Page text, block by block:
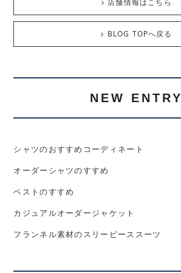
店舗情報はこちら
BLOG TOPへ戻る
NEW ENTRY
シャツのおすすめコーディネート
オーダーシャツのすすめ
ベストのすすめ
カジュアルオーダージャケット
フランネル素材のスリーピーススーツ